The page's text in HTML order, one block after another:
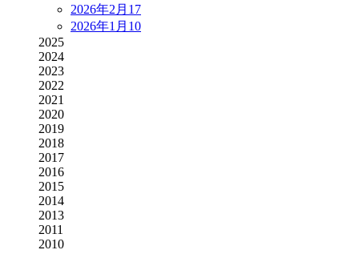
2026年2月 17
2026年1月 10
2025
2024
2023
2022
2021
2020
2019
2018
2017
2016
2015
2014
2013
2011
2010